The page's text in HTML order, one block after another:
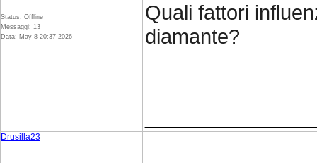
Status: Offline
Messaggi: 13
Data: May 8 20:37 2026
Quali fattori
diamante?
Drusilla23